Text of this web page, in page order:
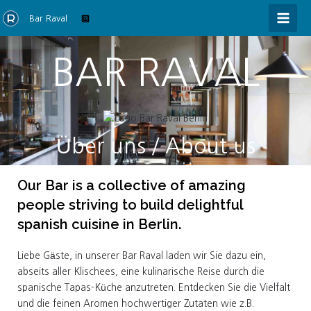
Bar Raval
BAR RAVAL
Über uns / About us
Our Bar is a collective of amazing
people striving to build delightful
spanish cuisine in Berlin.
Liebe Gäste, in unserer Bar Raval laden wir Sie dazu ein,
abseits aller Klischees, eine kulinarische Reise durch die
spanische Tapas-Küche anzutreten. Entdecken Sie die Vielfalt
und die feinen Aromen hochwertiger Zutaten wie z.B.